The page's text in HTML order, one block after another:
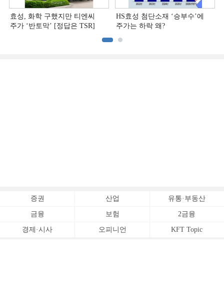
효성, 화학 구했지만 티엔씨
주가 ‘반토막’ [정답은 TSR]
HS효성 첨단소재 ‘승부수’에
주가는 하락 왜?
증권 산업 유통·부동산
금융 보험 2금융
경제·시사 오피니언 KFT Topic